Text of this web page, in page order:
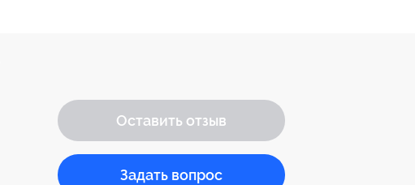
Оставить отзыв
Задать вопрос